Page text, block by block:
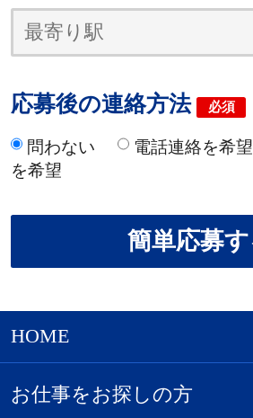
応募後の連絡方法 必須
問わない 電話連絡を希望
を希望
HOME
お仕事をお探しの方